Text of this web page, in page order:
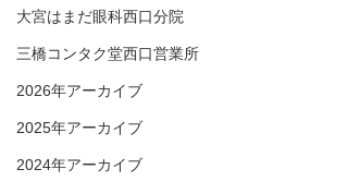
大宮はまだ眼科西口分院
三橋コンタク堂西口営業所
2026年アーカイブ
2025年アーカイブ
2024年アーカイブ